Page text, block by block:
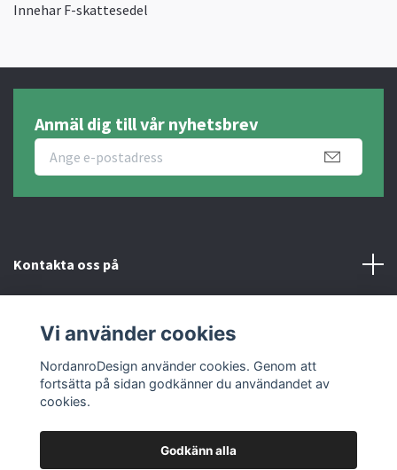
Innehar F-skattesedel
Anmäl dig till vår nyhetsbrev
Kontakta oss på
Sociala medier
Vi använder cookies
NordanroDesign använder cookies. Genom att
fortsätta på sidan godkänner du användandet av
cookies.
Godkänn alla